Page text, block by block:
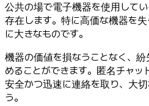
公共の場で電子機器を使用して
存在します。特に高価な機器を
に大きなものです。
機器の価値を損なうことなく、
めることができます。匿名チャ
安全かつ迅速に連絡を取り、大
う。